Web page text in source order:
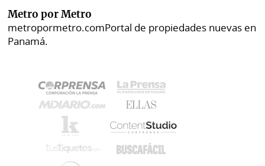
Metro por Metro
metropormetro.comPortal de propiedades nuevas en
Panamá.